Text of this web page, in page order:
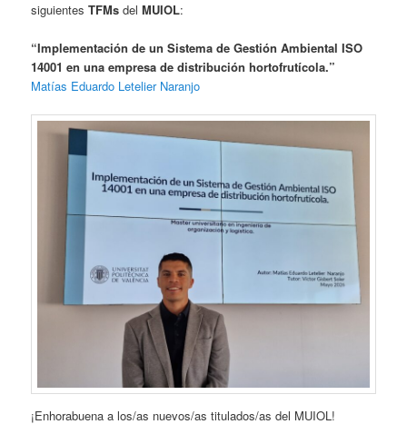
siguientesTFMs delMUIOL:
“Implementación de un Sistema de Gestión Ambiental ISO
14001 en una empresa de distribución hortofrutícola.”
Matías Eduardo Letelier Naranjo
¡Enhorabuena a los/as nuevos/as titulados/as del MUIOL!